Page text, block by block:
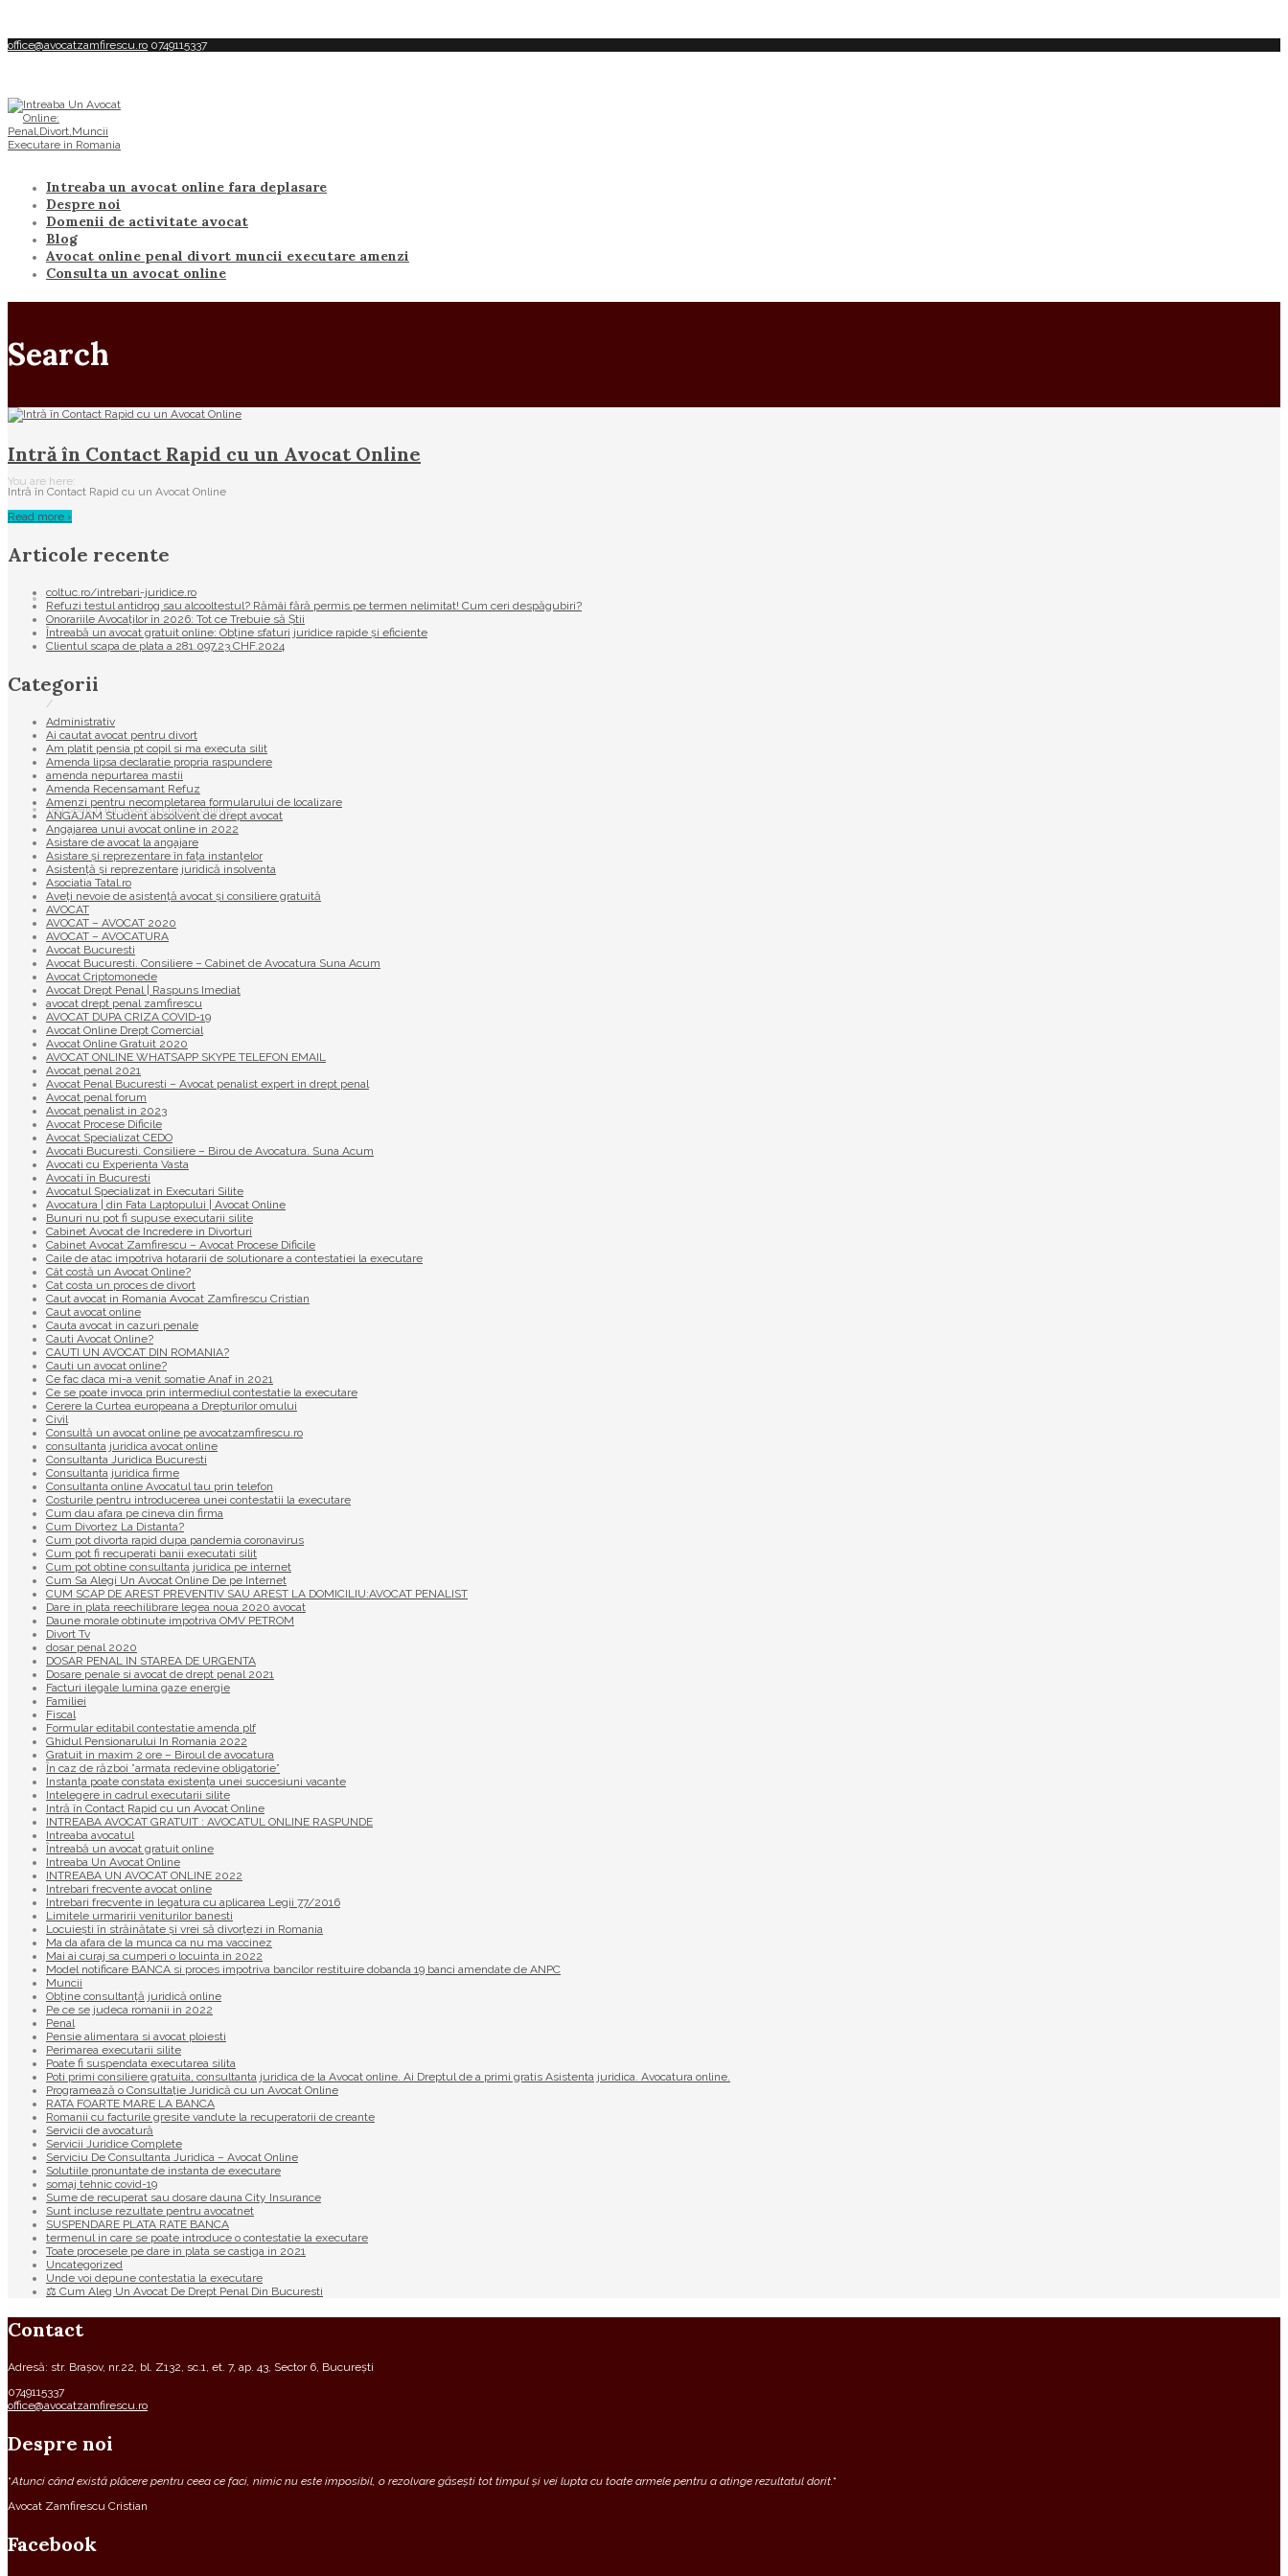
office@avocatzamfirescu.ro 0749115337
Intreaba un avocat online fara deplasare
Despre noi
Domenii de activitate avocat
Blog
Avocat online penal divort muncii executare amenzi
Consulta un avocat online
Search
You are here:
/
Tag search for: avocati craiova online
Intră în Contact Rapid cu un Avocat Online
Intră în Contact Rapid cu un Avocat Online
Read more ›
Articole recente
coltuc.ro/intrebari-juridice.ro
Refuzi testul antidrog sau alcooltestul? Rămâi fără permis pe termen nelimitat! Cum ceri despăgubiri?
Onorariile Avocaților în 2026: Tot ce Trebuie să Știi
Întreabă un avocat gratuit online: Obține sfaturi juridice rapide și eficiente
Clientul scapa de plata a 281.097,23 CHF.2024
Categorii
Administrativ
Ai cautat avocat pentru divort
Am platit pensia pt copil si ma executa silit
Amenda lipsa declaratie propria raspundere
amenda nepurtarea mastii
Amenda Recensamant Refuz
Amenzi pentru necompletarea formularului de localizare
ANGAJAM Student absolvent de drept avocat
Angajarea unui avocat online in 2022
Asistare de avocat la angajare
Asistare și reprezentare în fața instanțelor
Asistență și reprezentare juridică insolventa
Asociatia Tatal.ro
Aveţi nevoie de asistenţă avocat şi consiliere gratuită
AVOCAT
AVOCAT – AVOCAT 2020
AVOCAT – AVOCATURA
Avocat Bucuresti
Avocat Bucuresti. Consiliere – Cabinet de Avocatura Suna Acum
Avocat Criptomonede
Avocat Drept Penal | Raspuns Imediat
avocat drept penal zamfirescu
AVOCAT DUPA CRIZA COVID-19
Avocat Online Drept Comercial
Avocat Online Gratuit 2020
AVOCAT ONLINE WHATSAPP SKYPE TELEFON EMAIL
Avocat penal 2021
Avocat Penal Bucuresti – Avocat penalist expert in drept penal
Avocat penal forum
Avocat penalist in 2023
Avocat Procese Dificile
Avocat Specializat CEDO
Avocati Bucuresti. Consiliere – Birou de Avocatura. Suna Acum
Avocati cu Experienta Vasta
Avocati în Bucuresti
Avocatul Specializat in Executari Silite
Avocatura | din Fata Laptopului | Avocat Online
Bunuri nu pot fi supuse executarii silite
Cabinet Avocat de Incredere in Divorturi
Cabinet Avocat Zamfirescu – Avocat Procese Dificile
Caile de atac impotriva hotararii de solutionare a contestatiei la executare
Cât costă un Avocat Online?
Cat costa un proces de divort
Caut avocat in Romania Avocat Zamfirescu Cristian
Caut avocat online
Cauta avocat in cazuri penale
Cauti Avocat Online?
CAUTI UN AVOCAT DIN ROMANIA?
Cauti un avocat online?
Ce fac daca mi-a venit somatie Anaf in 2021
Ce se poate invoca prin intermediul contestatie la executare
Cerere la Curtea europeana a Drepturilor omului
Civil
Consultă un avocat online pe avocatzamfirescu.ro
consultanta juridica avocat online
Consultanta Juridica Bucuresti
Consultanta juridica firme
Consultanta online Avocatul tau prin telefon
Costurile pentru introducerea unei contestatii la executare
Cum dau afara pe cineva din firma
Cum Divortez La Distanta?
Cum pot divorta rapid dupa pandemia coronavirus
Cum pot fi recuperati banii executati silit
Cum pot obtine consultanta juridica pe internet
Cum Sa Alegi Un Avocat Online De pe Internet
CUM SCAP DE AREST PREVENTIV SAU AREST LA DOMICILIU:AVOCAT PENALIST
Dare in plata reechilibrare legea noua 2020 avocat
Daune morale obtinute impotriva OMV PETROM
Divort Tv
dosar penal 2020
DOSAR PENAL IN STAREA DE URGENTA
Dosare penale si avocat de drept penal 2021
Facturi ilegale lumina gaze energie
Familiei
Fiscal
Formular editabil contestatie amenda plf
Ghidul Pensionarului In Romania 2022
Gratuit in maxim 2 ore – Biroul de avocatura
În caz de război ”armata redevine obligatorie”
Instanța poate constata existenţa unei succesiuni vacante
Intelegere in cadrul executarii silite
Intră în Contact Rapid cu un Avocat Online
INTREABA AVOCAT GRATUIT : AVOCATUL ONLINE RASPUNDE
Intreaba avocatul
Întreabă un avocat gratuit online
Intreaba Un Avocat Online
INTREABA UN AVOCAT ONLINE 2022
Intrebari frecvente avocat online
Intrebari frecvente in legatura cu aplicarea Legii 77/2016
Limitele urmaririi veniturilor banesti
Locuiești în străinătate și vrei să divorțezi in Romania
Ma da afara de la munca ca nu ma vaccinez
Mai ai curaj sa cumperi o locuinta in 2022
Model notificare BANCA si proces impotriva bancilor restituire dobanda 19 banci amendate de ANPC
Muncii
Obține consultanță juridică online
Pe ce se judeca romanii in 2022
Penal
Pensie alimentara si avocat ploiesti
Perimarea executarii silite
Poate fi suspendata executarea silita
Poti primi consiliere gratuita, consultanta juridica de la Avocat online. Ai Dreptul de a primi gratis Asistenta juridica. Avocatura online.
Programează o Consultație Juridică cu un Avocat Online
RATA FOARTE MARE LA BANCA
Romanii cu facturile gresite vandute la recuperatorii de creante
Servicii de avocatură
Servicii Juridice Complete
Serviciu De Consultanta Juridica – Avocat Online
Solutiile pronuntate de instanta de executare
somaj tehnic covid-19
Sume de recuperat sau dosare dauna City Insurance
Sunt incluse rezultate pentru avocatnet
SUSPENDARE PLATA RATE BANCA
termenul in care se poate introduce o contestatie la executare
Toate procesele pe dare in plata se castiga in 2021
Uncategorized
Unde voi depune contestatia la executare
⚖ Cum Aleg Un Avocat De Drept Penal Din Bucuresti
Contact
Adresă: str. Brașov, nr.22, bl. Z132, sc.1, et. 7, ap. 43, Sector 6, București
0749115337
office@avocatzamfirescu.ro
Despre noi
“Atunci când există plăcere pentru ceea ce faci, nimic nu este imposibil, o rezolvare găsești tot timpul și vei lupta cu toate armele pentru a atinge rezultatul dorit.“
Avocat Zamfirescu Cristian
Facebook